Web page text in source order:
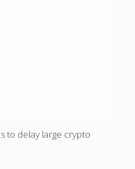
to delay large crypto